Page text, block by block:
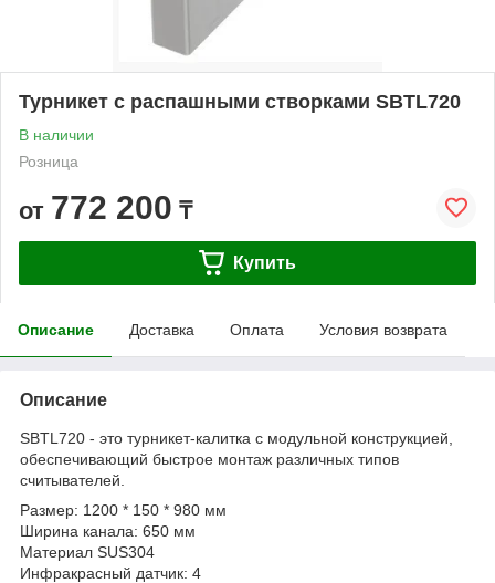
Турникет с распашными створками SBTL720
В наличии
Розница
от 772 200 ₸
Купить
Описание Доставка Оплата Условия возврата
Описание
SBTL720 - это турникет-калитка с модульной конструкцией,
обеспечивающий быстрое монтаж различных типов
считывателей.
Размер: 1200 * 150 * 980 мм
Ширина канала: 650 мм
Материал SUS304
Инфракрасный датчик: 4